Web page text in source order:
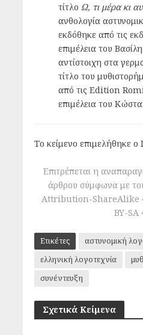
τίτλο Ω, τι μέρα κι
ανθολογία
εκδόθηκε από τις
επιμέλεια του
αντίστοιχη στα
τίτλο του
από τις Edition
επιμέλεια του
Το κείμενο επιμελήθηκε ο
Επιτρέπεται η
άρθρου σύμφωνα με
Attribution-ShareAlike
BY-SA
Ετικέτες
αστυνομική
ελληνική λογοτεχνία
συνέντευξη
Σχετικά Κείμενα